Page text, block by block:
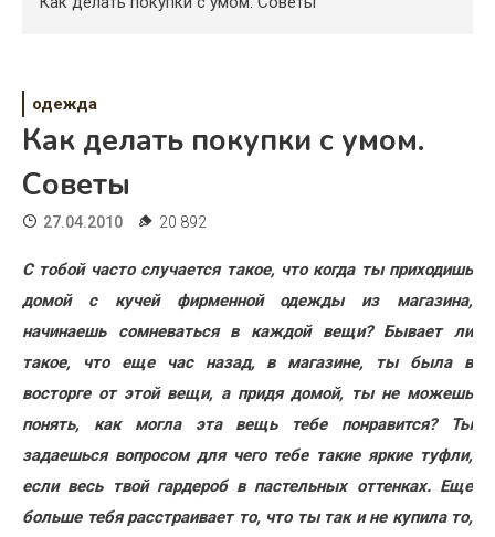
Свадьба
Жизнь
Хобби
Красота
Недвижимость
одежда
Как делать покупки с умом.
Советы
27.04.2010 20 892
С тобой часто случается такое, что когда ты приходишь
домой с кучей фирменной одежды из магазина,
начинаешь сомневаться в каждой вещи? Бывает ли
такое, что еще час назад, в магазине, ты была в
восторге от этой вещи, а придя домой, ты не можешь
понять, как могла эта вещь тебе понравится? Ты
задаешься вопросом для чего тебе такие яркие туфли,
если весь твой гардероб в пастельных оттенках. Еще
больше тебя расстраивает то, что ты так и не купила то,